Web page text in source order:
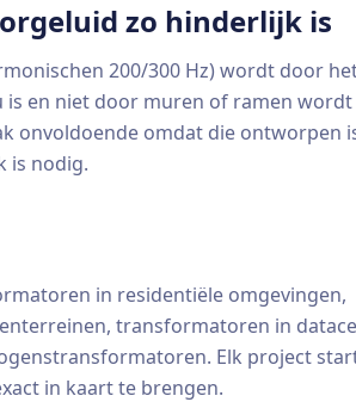
zo hinderlijk is
200/300 Hz) wordt door
en niet door muren of ramen
onvoldoende omdat die ontworpen
is nodig.
in residentiële omgevingen,
transformatoren in
Elk project
in kaart te brengen.